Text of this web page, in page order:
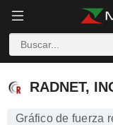
RADNET, INC.
RADNET,
Gráfico de fuerza